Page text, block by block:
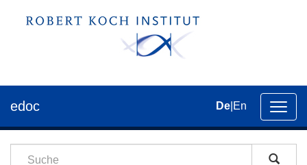
der
edoc De En